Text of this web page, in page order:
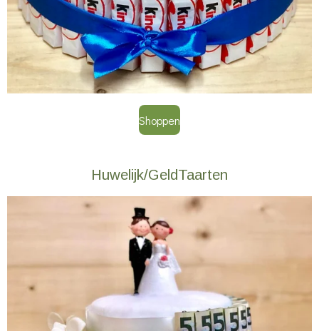
Shoppen
Huwelijk/GeldTaarten